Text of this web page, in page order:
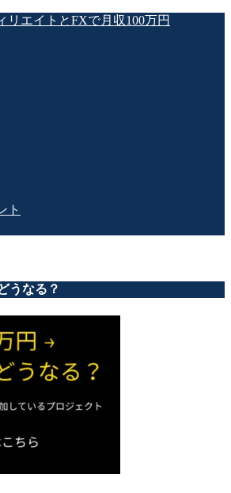
リエイトとFXで月収100万円
ト
うなる？